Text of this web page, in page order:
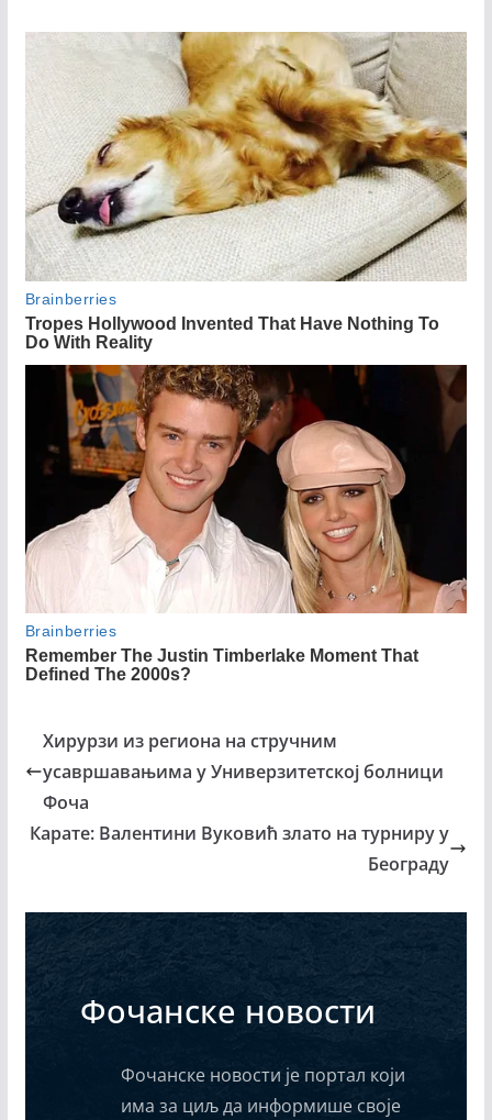
Хирурзи из региона на стручним
усавршавањима у Универзитетској болници
Фоча
Карате: Валентини Вуковић злато на турниру у
Београду
Фочанске новости
Фочанске новости је портал који
има за циљ да информише своје